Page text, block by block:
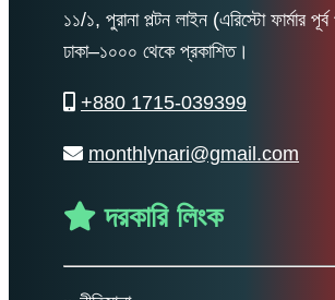
১১/১, পুরানা পল্টন লাইন (এরিস্টো ফার্মার পূর্ব
ঢাকা–১০০০ থেকে প্রকাশিত।
+880 1715-039399
monthlynari@gmail.com
দরকারি লিংক